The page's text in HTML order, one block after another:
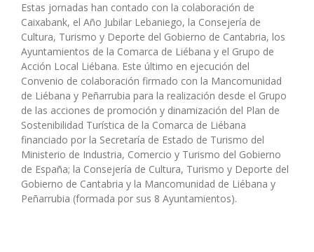
Estas jornadas han contado con la colaboración de
Caixabank, el Año Jubilar Lebaniego, la Consejería de
Cultura, Turismo y Deporte del Gobierno de Cantabria, los
Ayuntamientos de la Comarca de Liébana y el Grupo de
Acción Local Liébana. Este último en ejecución del
Convenio de colaboración firmado con la Mancomunidad
de Liébana y Peñarrubia para la realización desde el Grupo
de las acciones de promoción y dinamización del Plan de
Sostenibilidad Turística de la Comarca de Liébana
financiado por la Secretaría de Estado de Turismo del
Ministerio de Industria, Comercio y Turismo del Gobierno
de España; la Consejería de Cultura, Turismo y Deporte del
Gobierno de Cantabria y la Mancomunidad de Liébana y
Peñarrubia (formada por sus 8 Ayuntamientos).